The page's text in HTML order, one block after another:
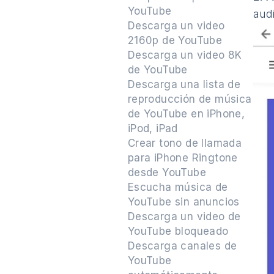
YouTube
Descarga un video
2160p de YouTube
Descarga un video 8K
de YouTube
Descarga una lista de
reproducción de música
de YouTube en iPhone,
iPod, iPad
Crear tono de llamada
para iPhone Ringtone
desde YouTube
Escucha música de
YouTube sin anuncios
Descarga un video de
YouTube bloqueado
Descarga canales de
YouTube